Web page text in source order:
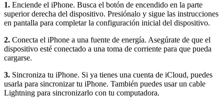
1. Enciende el iPhone. Busca el botón de encendido en la parte
superior derecha del dispositivo. Presiónalo y sigue las instrucciones
en pantalla para completar la configuración inicial del dispositivo.
2. Conecta el iPhone a una fuente de energía. Asegúrate de que el
dispositivo esté conectado a una toma de corriente para que pueda
cargarse.
3. Sincroniza tu iPhone. Si ya tienes una cuenta de iCloud, puedes
usarla para sincronizar tu iPhone. También puedes usar un cable
Lightning para sincronizarlo con tu computadora.